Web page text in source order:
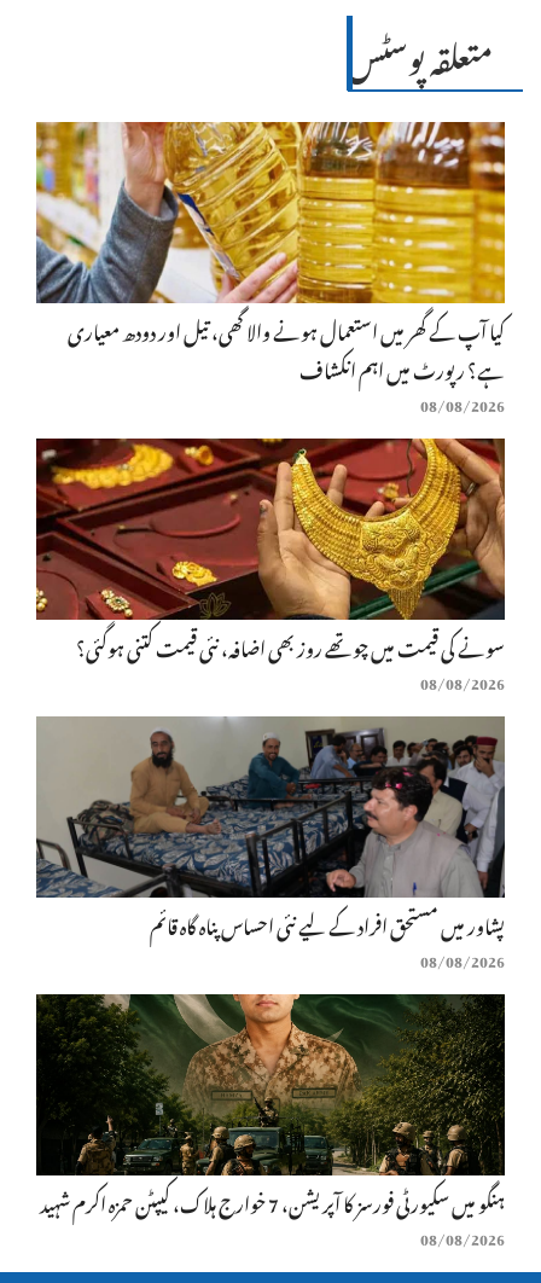
متعلقہ پوسٹس
کیا آپ کے گھر میں استعمال ہونے والا گھی، تیل اور دودھ معیاری
ہے؟ رپورٹ میں اہم انکشاف
08/08/2026
سونے کی قیمت میں چوتھے روز بھی اضافہ، نئی قیمت کتنی ہوگئی؟
08/08/2026
پشاور میں مستحق افراد کے لیے نئی احساس پناہ گاہ قائم
08/08/2026
ہنگو میں سکیورٹی فورسز کا آپریشن، 7 خوارج ہلاک، کیپٹن حمزہ اکرم شہید
08/08/2026